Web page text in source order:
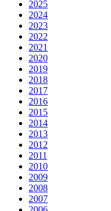
2025
2024
2023
2022
2021
2020
2019
2018
2017
2016
2015
2014
2013
2012
2011
2010
2009
2008
2007